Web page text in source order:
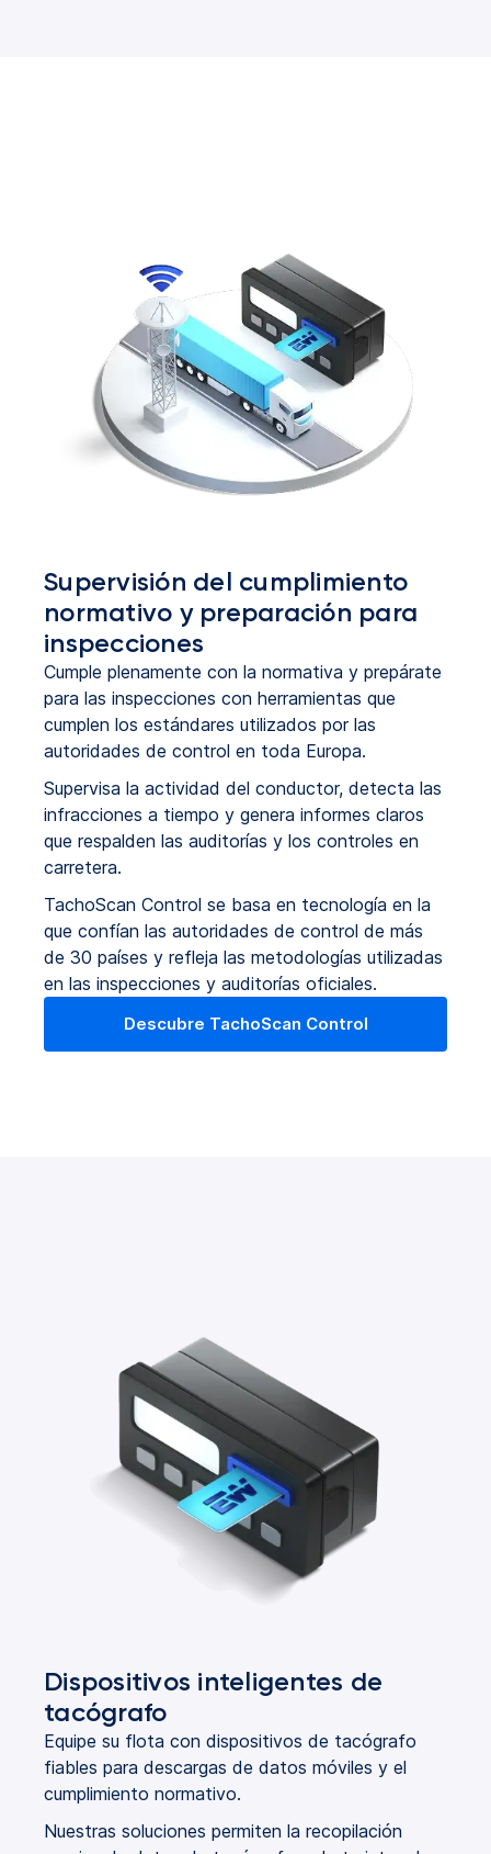
Supervisión del cumplimiento
normativo y preparación para
inspecciones
Cumple plenamente con la normativa y prepárate
para las inspecciones con herramientas que
cumplen los estándares utilizados por las
autoridades de control en toda Europa.
Supervisa la actividad del conductor, detecta las
infracciones a tiempo y genera informes claros
que respalden las auditorías y los controles en
carretera.
TachoScan Control se basa en tecnología en la
que confían las autoridades de control de más
de 30 países y refleja las metodologías utilizadas
en las inspecciones y auditorías oficiales.
Descubre TachoScan Control
Dispositivos inteligentes de
tacógrafo
Equipe su flota con dispositivos de tacógrafo
fiables para descargas de datos móviles y el
cumplimiento normativo.
Nuestras soluciones permiten la recopilación